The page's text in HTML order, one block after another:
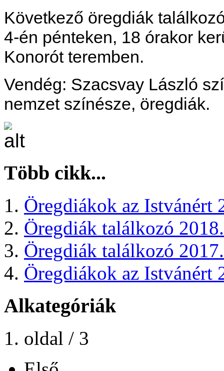
Következő öregdiák
4-én pénteken, 18 órakor
Konorót teremben.
Vendég: Szacsvay László
nemzet színésze, öregdiák.
Több cikk...
Öregdiákok az Istvánért
Öregdiák találkozó
Öregdiák találkozó
Öregdiákok az Istvánért
Alkategóriák
1. oldal / 3